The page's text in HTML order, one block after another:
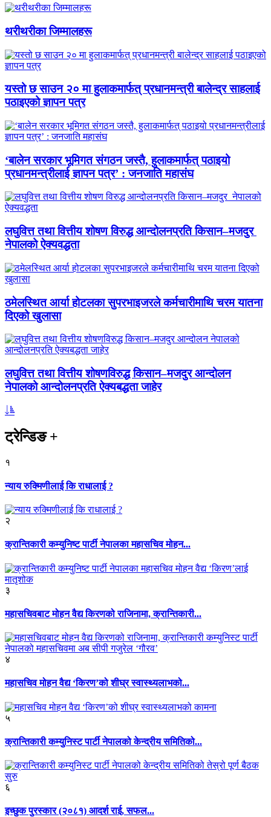
थरीथरीका जिम्मालहरू
यस्तो छ साउन २० मा हुलाकमार्फत् प्रधानमन्त्री बालेन्द्र साहलाई
पठाइएको ज्ञापन पत्र
‘बालेन सरकार भूमिगत संगठन जस्तै, हुलाकमार्फत् पठाइयो
प्रधानमन्त्रीलाई ज्ञापन पत्र’ : जनजाति महासंघ
लघुवित्त तथा वित्तीय शोषण विरुद्ध आन्दोलनप्रति किसान–मजदुर
नेपालको ऐक्यवद्धता
ठमेलस्थित आर्या होटलका सुपरभाइजरले कर्मचारीमाथि चरम यातना
दिएको खुलासा
लघुवित्त तथा वित्तीय शोषणविरुद्ध किसान–मजदुर आन्दोलन
नेपालको आन्दोलनप्रति ऐक्यबद्धता जाहेर
ट्रेन्डिङ+
१
न्याय रुक्मिणीलाई कि राधालाई ?
२
क्रान्तिकारी कम्युनिष्ट पार्टी नेपालका महासचिव मोहन...
३
महासचिवबाट मोहन वैद्य किरणको राजिनामा, क्रान्तिकारी...
४
महासचिव मोहन वैद्य ‘किरण’को शीघ्र स्वास्थ्यलाभको...
५
क्रान्तिकारी कम्युनिस्ट पार्टी नेपालको केन्द्रीय समितिको...
६
इच्छुक पुरस्कार (२०८१) आदर्श राई, सफल...